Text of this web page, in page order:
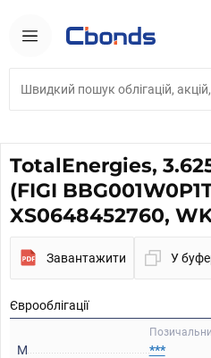
TotalEnergies,
(FIGI
XS0648452760,
Завантажити У
Єврооблігації
M
***